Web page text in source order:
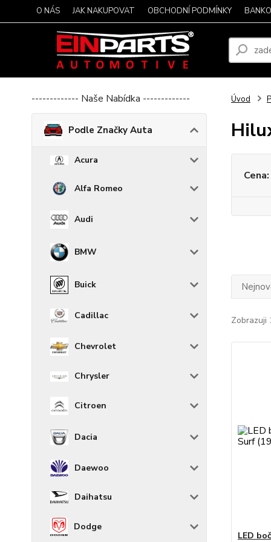
O NÁS JAK NAKUPOVAT OBCHODNÍ PODMÍNKY
------------- Naše Nabídka -------------
Podle Značky Auta
Acura
Alfa Romeo
Audi
BMW
Buick
Cadillac
Chevrolet
Chrysler
Citroen
Dacia
Daewoo
Daihatsu
Dodge
Úvod
Cena:
Zobrazuji
LED